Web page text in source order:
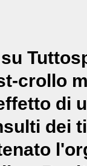
crollo
di
dei